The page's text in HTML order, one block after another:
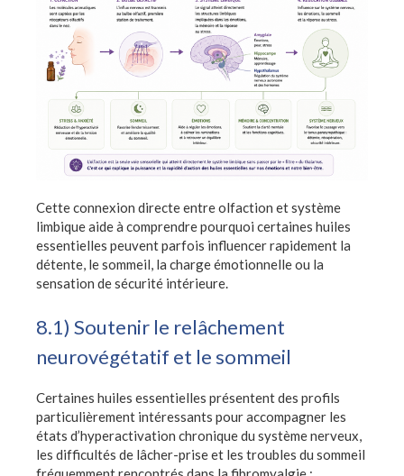
Cette connexion directe entre olfaction et système
limbique aide à comprendre pourquoi certaines huiles
essentielles peuvent parfois influencer rapidement la
détente, le sommeil, la charge émotionnelle ou la
sensation de sécurité intérieure.
8.1) Soutenir le relâchement
neurovégétatif et le sommeil
Certaines huiles essentielles présentent des profils
particulièrement intéressants pour accompagner les
états d’hyperactivation chronique du système nerveux,
les difficultés de lâcher-prise et les troubles du sommeil